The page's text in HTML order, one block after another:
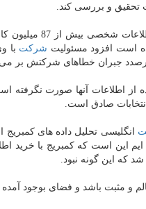
انگلیسی كمبریج انالیتیكا از
است افزود مسئولیت شركت با
جبران خطاهای شركتش بر می
از اطلاعات آنها صورت نگرفته
صادق است.
انگلیسی تحلیل داده های كمبریج
این است كه كمبریج با خرید
كه این گونه نبود.
و مثبت باشد و فضای بوجود